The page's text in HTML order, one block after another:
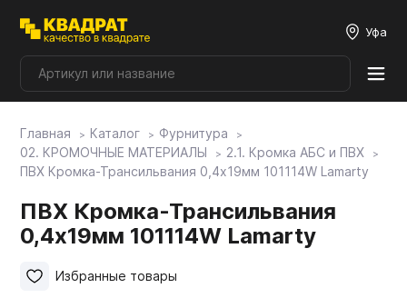
Уфа
Плитные материалы
Главная Каталог
Фурнитура
02. КРОМОЧНЫЕ МАТЕРИАЛЫ
2.1. Кромка АБС и ПВХ
ПВХ Кромка-Трансильвания 0,4х19мм 101114W Lamarty
ПВХ Кромка-Трансильвания
0,4х19мм 101114W Lamarty
Избранные товары